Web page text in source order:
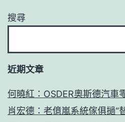
搜尋
近期文章
何曉紅：OSDER奧斯德汽車
肖宏德：老億嵐系統傢俱撾“